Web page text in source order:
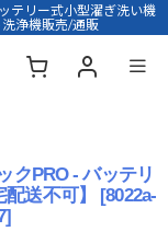
テリー式小型濯ぎ洗い機
浄機販売/通販
クPRO - バッテリ
送不可】
[8022a-
]